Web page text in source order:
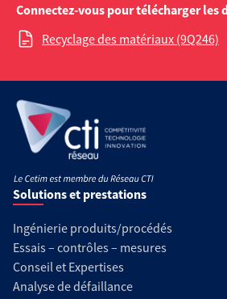
Connectez-vous pour télécharger les
Recyclage des matériaux (9Q246)
Solutions et prestations
Ingénierie produits/procédés
Essais – contrôles – mesures
Conseil et Expertises
Analyse de défaillance